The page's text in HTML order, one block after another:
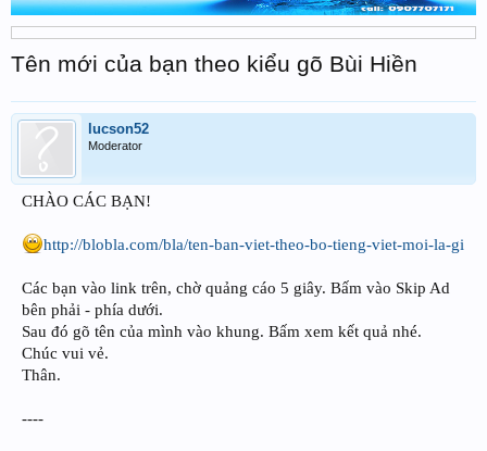
Tên mới của bạn theo kiểu gõ Bùi Hiền
lucson52
Moderator
CHÀO CÁC BẠN!
http://blobla.com/bla/ten-ban-viet-theo-bo-tieng-viet-moi-la-gi
Các bạn vào link trên, chờ quảng cáo 5 giây. Bấm vào Skip Ad
bên phải - phía dưới.
Sau đó gõ tên của mình vào khung. Bấm xem kết quả nhé.
Chúc vui vẻ.
Thân.
----